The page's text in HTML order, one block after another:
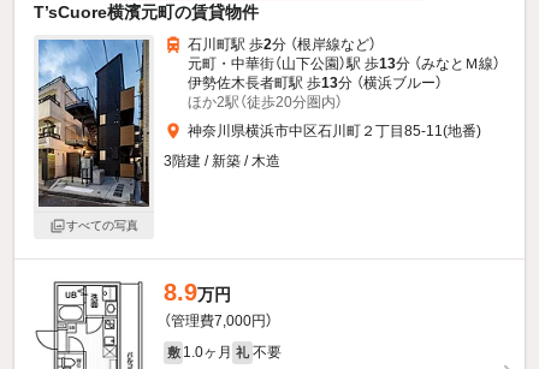
T’sCuore横濱元町の賃貸物件
すべての写真
石川町駅 歩2分 （根岸線など）
元町・中華街（山下公園）駅 歩13分 （みなとＭ線）
伊勢佐木長者町駅 歩13分 （横浜ブルー）
ほか2駅（徒歩20分圏内）
神奈川県横浜市中区石川町２丁目85-11(地番)
3階建 / 新築 / 木造
8.9万円
（管理費7,000円）
敷 1.0ヶ月 礼 不要